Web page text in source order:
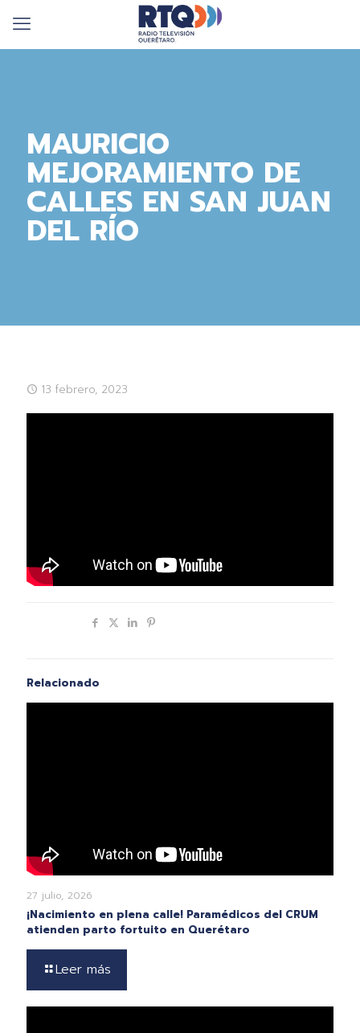
MAURICIO
MEJORAMIENTO DE
CALLES EN SAN JUAN
DEL RÍO
13 febrero, 2023
Relacionado
27 julio, 2026
¡Nacimiento en plena calle! Paramédicos del CRUM
atienden parto fortuito en Querétaro
Leer más